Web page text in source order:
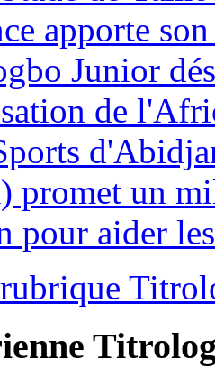
apporte
Junior
de
promet un
pour aider